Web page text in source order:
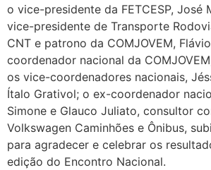
o vice-presidente da FETCESP, José
vice-presidente de Transporte
CNT e patrono da COMJOVEM,
coordenador nacional da
os vice-coordenadores nacionais,
Ítalo Grativol; o ex-coordenador
Simone e Glauco Juliato, consultor
Volkswagen Caminhões e Ônibus,
para agradecer e celebrar os
edição do Encontro Nacional.